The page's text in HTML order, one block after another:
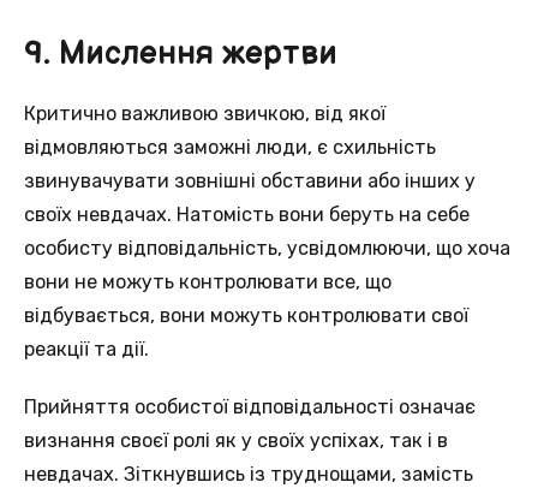
9. Мислення жертви
Критично важливою звичкою, від якої
відмовляються заможні люди, є схильність
звинувачувати зовнішні обставини або інших у
своїх невдачах. Натомість вони беруть на себе
особисту відповідальність, усвідомлюючи, що хоча
вони не можуть контролювати все, що
відбувається, вони можуть контролювати свої
реакції та дії.
Прийняття особистої відповідальності означає
визнання своєї ролі як у своїх успіхах, так і в
невдачах. Зіткнувшись із труднощами, замість